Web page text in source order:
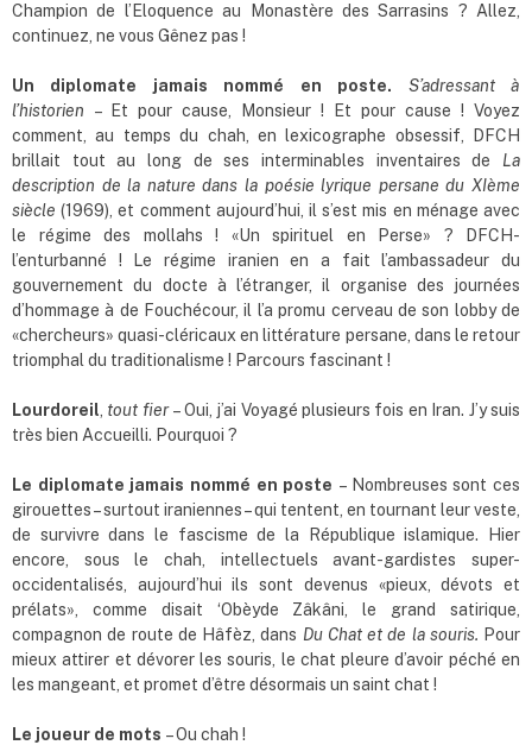
Champion de l’Eloquence au Monastère des Sarrasins ? Allez,
continuez, ne vous Gênez pas !
Un diplomate jamais nommé en poste. S’adressant à
l’historien – Et pour cause, Monsieur ! Et pour cause ! Voyez
comment, au temps du chah, en lexicographe obsessif, DFCH
brillait tout au long de ses interminables inventaires de La
description de la nature dans la poésie lyrique persane du XIème
siècle(1969), et comment aujourd’hui, il s’est mis en ménage avec
le régime des mollahs ! «Un spirituel en Perse» ? DFCH-
l’enturbanné ! Le régime iranien en a fait l’ambassadeur du
gouvernement du docte à l’étranger, il organise des journées
d’hommage à de Fouchécour, il l’a promu cerveau de son lobby de
«chercheurs» quasi-cléricaux en littérature persane, dans le retour
triomphal du traditionalisme ! Parcours fascinant !
Lourdoreil tout fier– Oui, j’ai Voyagé plusieurs fois en Iran. J’y suis
très bien Accueilli. Pourquoi ?
Le diplomate jamais nommé en poste – Nombreuses sont ces
girouettes – surtout iraniennes – qui tentent, en tournant leur veste,
de survivre dans le fascisme de la République islamique. Hier
encore, sous le chah, intellectuels avant-gardistes super-
occidentalisés, aujourd’hui ils sont devenus «pieux, dévots et
prélats», comme disait ‘Obèyde Zâkâni, le grand satirique,
compagnon de route de Hâfèz, dans Du Chat et de la souris. Pour
mieux attirer et dévorer les souris, le chat pleure d’avoir péché en
les mangeant, et promet d’être désormais un saint chat !
Le joueur de mots – Ou chah !